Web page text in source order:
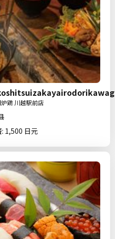
鶏 川越駅前店
1,500 日元